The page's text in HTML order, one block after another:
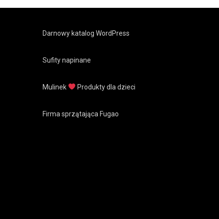
Darnowy katalog WordPress
Sufity napinane
Mulinek Produkty dla dzieci
Firma sprzątająca Fugao